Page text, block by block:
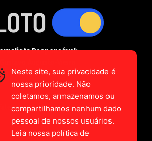
Responsável:
Profissional MTE 2589/CE
falecom@biloto.com.br
Neste site, sua privacidade é
nossa prioridade. Não
coletamos, armazenamos ou
compartilhamos nenhum dado
pessoal de nossos usuários.
Leia nossa política de